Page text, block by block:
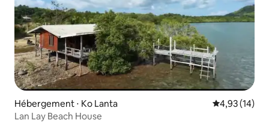
Hébergement ⋅ Ko Lanta Évaluation
4,93 (14)
Lan Lay Beach House